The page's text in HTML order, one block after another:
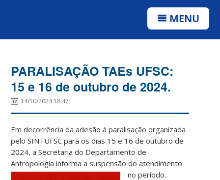
MENU
PARALISAÇÃO TAEs UFSC:
15 e 16 de outubro de 2024.
14/10/2024 18:47
Em decorrência da adesão à paralisação organizada
pelo SINTUFSC para os dias 15 e 16 de outubro de
2024, a Secretaria do Departamento de
Antropologia informa a suspensão do atendimento
no período.